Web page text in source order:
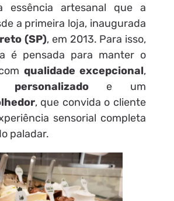
essência artesanal que a
a primeira loja, inaugurada
(SP), em 2013. Para isso,
é pensada para manter o
qualidade excepcional,
personalizadoe um
, que convida o cliente
sensorial completa
paladar.